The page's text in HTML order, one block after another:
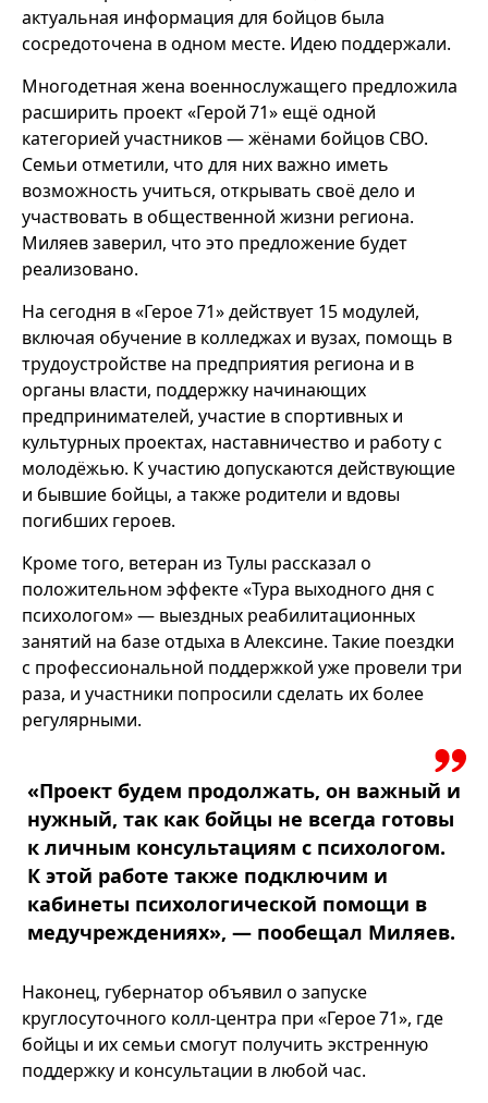
актуальная информация для бойцов была
сосредоточена в одном месте. Идею поддержали.
Многодетная жена военнослужащего предложила
расширить проект «Герой 71» ещё одной
категорией участников — жёнами бойцов СВО.
Семьи отметили, что для них важно иметь
возможность учиться, открывать своё дело и
участвовать в общественной жизни региона.
Миляев заверил, что это предложение будет
реализовано.
На сегодня в «Герое 71» действует 15 модулей,
включая обучение в колледжах и вузах, помощь в
трудоустройстве на предприятия региона и в
органы власти, поддержку начинающих
предпринимателей, участие в спортивных и
культурных проектах, наставничество и работу с
молодёжью. К участию допускаются действующие
и бывшие бойцы, а также родители и вдовы
погибших героев.
Кроме того, ветеран из Тулы рассказал о
положительном эффекте «Тура выходного дня с
психологом» — выездных реабилитационных
занятий на базе отдыха в Алексине. Такие поездки
с профессиональной поддержкой уже провели три
раза, и участники попросили сделать их более
регулярными.
«Проект будем продолжать, он важный и
нужный, так как бойцы не всегда готовы
к личным консультациям с психологом.
К этой работе также подключим и
кабинеты психологической помощи в
медучреждениях», — пообещал Миляев.
Наконец, губернатор объявил о запуске
круглосуточного колл‑центра при «Герое 71», где
бойцы и их семьи смогут получить экстренную
поддержку и консультации в любой час.